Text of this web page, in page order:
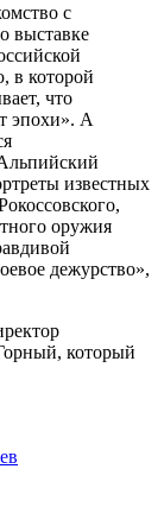
с
выставке
в которой
что
эпохи». А
известных
оружия
дежурство»,
который